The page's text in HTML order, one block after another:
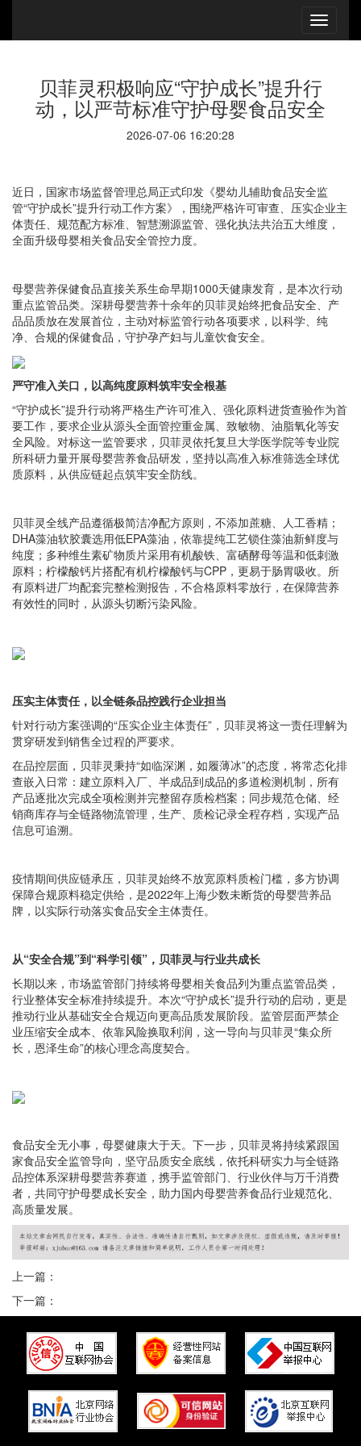
贝菲灵积极响应“守护成长”提升行
动，以严苛标准守护母婴食品安全
2026-07-06 16:20:28
近日，国家市场监督管理总局正式印发《婴幼儿辅助食品安全监
管“守护成长”提升行动工作方案》，围绕严格许可审查、压实企业主
体责任、规范配方标准、智慧溯源监管、强化执法共治五大维度，
全面升级母婴相关食品安全管控力度。
母婴营养保健食品直接关系生命早期1000天健康发育，是本次行动
重点监管品类。深耕母婴营养十余年的贝菲灵始终把食品安全、产
品品质放在发展首位，主动对标监管行动各项要求，以科学、纯
净、合规的保健食品，守护孕产妇与儿童饮食安全。
严守准入关口，以高纯度原料筑牢安全根基
“守护成长”提升行动将严格生产许可准入、强化原料进货查验作为首
要工作，要求企业从源头全面管控重金属、致敏物、油脂氧化等安
全风险。对标这一监管要求，贝菲灵依托复旦大学医学院等专业院
所科研力量开展母婴营养食品研发，坚持以高准入标准筛选全球优
质原料，从供应链起点筑牢安全防线。
贝菲灵全线产品遵循极简洁净配方原则，不添加蔗糖、人工香精；
DHA藻油软胶囊选用低EPA藻油，依靠提纯工艺锁住藻油新鲜度与
纯度；多种维生素矿物质片采用有机酸铁、富硒酵母等温和低刺激
原料；柠檬酸钙片搭配有机柠檬酸钙与CPP，更易于肠胃吸收。所
有原料进厂均配套完整检测报告，不合格原料零放行，在保障营养
有效性的同时，从源头切断污染风险。
压实主体责任，以全链条品控践行企业担当
针对行动方案强调的“压实企业主体责任”，贝菲灵将这一责任理解为
贯穿研发到销售全过程的严要求。
在品控层面，贝菲灵秉持“如临深渊，如履薄冰”的态度，将常态化排
查嵌入日常：建立原料入厂、半成品到成品的多道检测机制，所有
产品逐批次完成全项检测并完整留存质检档案；同步规范仓储、经
销商库存与全链路物流管理，生产、质检记录全程存档，实现产品
信息可追溯。
疫情期间供应链承压，贝菲灵始终不放宽原料质检门槛，多方协调
保障合规原料稳定供给，是2022年上海少数未断货的母婴营养品
牌，以实际行动落实食品安全主体责任。
从“安全合规”到“科学引领”，贝菲灵与行业共成长
长期以来，市场监管部门持续将母婴相关食品列为重点监管品类，
行业整体安全标准持续提升。本次“守护成长”提升行动的启动，更是
推动行业从基础安全合规迈向更高品质发展阶段。监管层面严禁企
业压缩安全成本、依靠风险换取利润，这一导向与贝菲灵“集众所
长，恩泽生命”的核心理念高度契合。
食品安全无小事，母婴健康大于天。下一步，贝菲灵将持续紧跟国
家食品安全监管导向，坚守品质安全底线，依托科研实力与全链路
品控体系深耕母婴营养赛道，携手监管部门、行业伙伴与万千消费
者，共同守护母婴成长安全，助力国内母婴营养食品行业规范化、
高质量发展。
上一篇：
下一篇：